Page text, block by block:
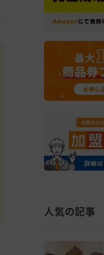
人気の記事